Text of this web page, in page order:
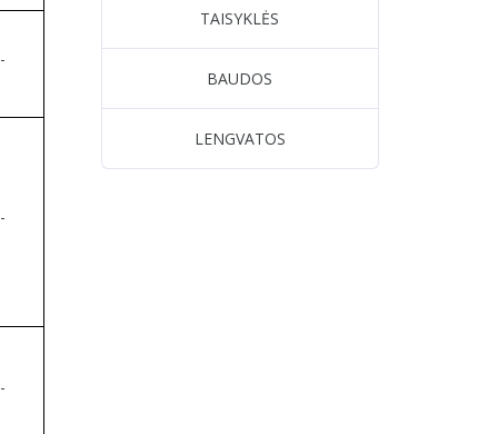
-
-
-
TAISYKLĖS
BAUDOS
LENGVATOS